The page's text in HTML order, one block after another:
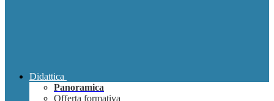
Didattica
Panoramica
Offerta formativa